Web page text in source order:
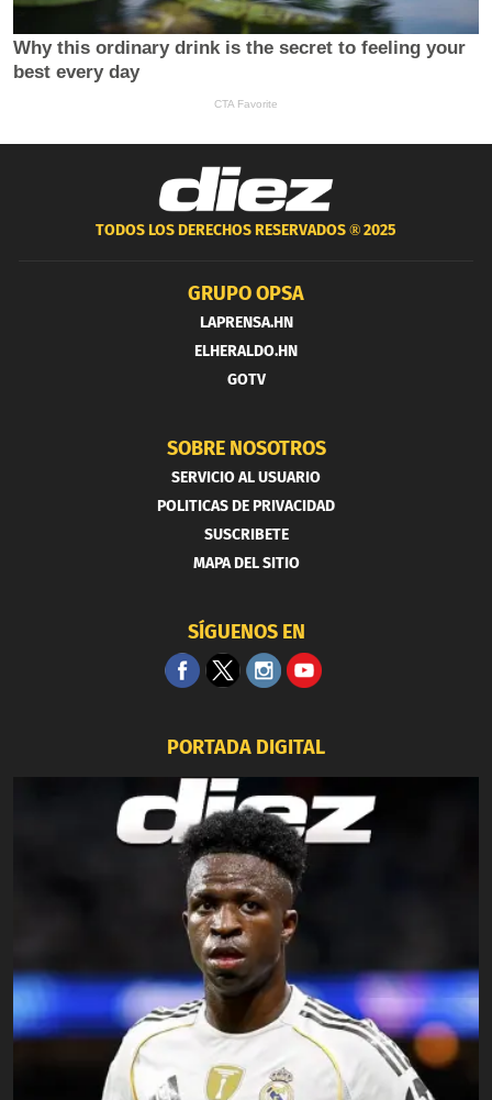
TODOS LOS DERECHOS RESERVADOS ®2025
GRUPO OPSA
LAPRENSA.HN
ELHERALDO.HN
GOTV
SOBRE NOSOTROS
SERVICIO AL USUARIO
POLITICAS DE PRIVACIDAD
SUSCRIBETE
MAPA DEL SITIO
SÍGUENOS EN
PORTADA DIGITAL